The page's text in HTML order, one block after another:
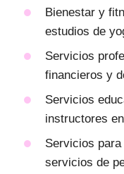
Bienestar y
estudios de
Servicios
financieros y
Servicios
instructores
Servicios
servicios de